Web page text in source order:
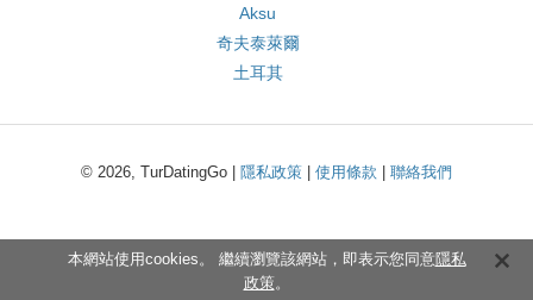
Aksu
奇夫泰萊爾
土耳其
© 2026, TurDatingGo | 隱私政策 使用條款 聯絡我們
本網站使用cookies。 繼續瀏覽該網站，即表示您同意隱私
政策。